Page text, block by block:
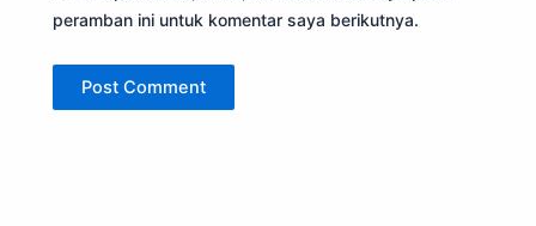
peramban ini untuk komentar saya berikutnya.